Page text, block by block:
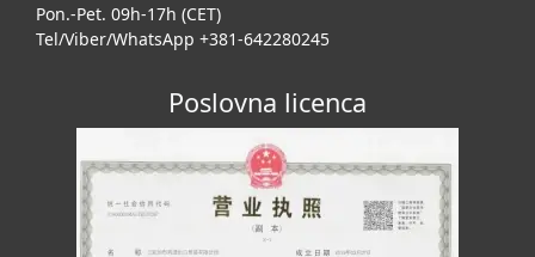
Pon.-Pet. 09h-17h (CET)
Tel/Viber/WhatsApp +381-642280245
Poslovna licenca